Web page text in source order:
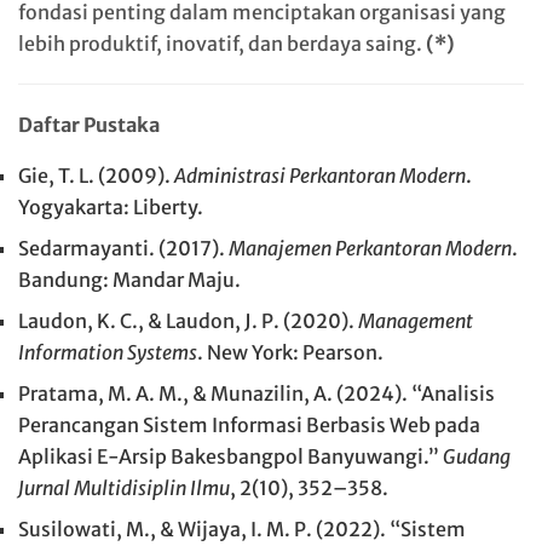
fondasi penting dalam menciptakan organisasi yang
lebih produktif, inovatif, dan berdaya saing. (*)
Daftar Pustaka
Gie, T. L. (2009).Administrasi Perkantoran Modern.
Yogyakarta: Liberty.
Sedarmayanti. (2017). Manajemen Perkantoran Modern.
Bandung: Mandar Maju.
Laudon, K. C., & Laudon, J. P. (2020). Management
Information Systems. New York: Pearson.
Pratama, M. A. M., & Munazilin, A. (2024). “Analisis
Perancangan Sistem Informasi Berbasis Web pada
Aplikasi E-Arsip Bakesbangpol Banyuwangi.” Gudang
Jurnal Multidisiplin Ilmu, 2(10), 352–358.
Susilowati, M., & Wijaya, I. M. P. (2022). “Sistem